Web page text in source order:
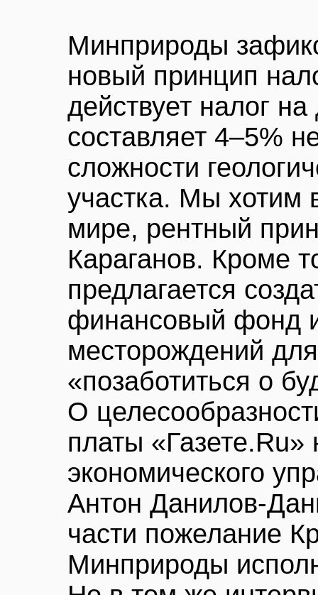
Минприроды
новый принцип
действует налог
составляет 4–5%
сложности
участка. Мы хотим
мире, рентный
Караганов. Кроме
предлагается
финансовый фонд
месторождений
«позаботиться о
О
платы «Газете.Ru»
экономического
Антон Данилов-
части пожелание
Минприроды